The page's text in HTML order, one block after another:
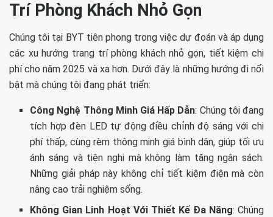
Trí Phòng Khách Nhỏ Gọn
Chúng tôi tại BYT tiên phong trong việc dự đoán và áp dụng
các xu hướng trang trí phòng khách nhỏ gọn, tiết kiệm chi
phí cho năm 2025 và xa hơn. Dưới đây là những hướng đi nổi
bật mà chúng tôi đang phát triển:
Công Nghệ Thông Minh Giá Hấp Dẫn: Chúng tôi đang
tích hợp đèn LED tự động điều chỉnh độ sáng với chi
phí thấp, cùng rèm thông minh giá bình dân, giúp tối ưu
ánh sáng và tiện nghi mà không làm tăng ngân sách.
Những giải pháp này không chỉ tiết kiệm điện mà còn
nâng cao trải nghiệm sống.
Không Gian Linh Hoạt Với Thiết Kế Đa Năng: Chúng